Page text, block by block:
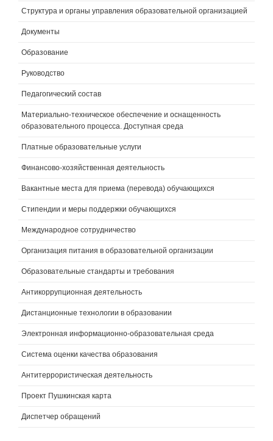
Структура и органы управления образовательной организацией
Документы
Образование
Руководство
Педагогический состав
Материально-техническое обеспечение и оснащенность
образовательного процесса. Доступная среда
Платные образовательные услуги
Финансово-хозяйственная деятельность
Вакантные места для приема (перевода) обучающихся
Стипендии и меры поддержки обучающихся
Международное сотрудничество
Организация питания в образовательной организации
Образовательные стандарты и требования
Антикоррупционная деятельность
Дистанционные технологии в образовании
Электронная информационно-образовательная среда
Система оценки качества образования
Антитеррористическая деятельность
Проект Пушкинская карта
Диспетчер обращений